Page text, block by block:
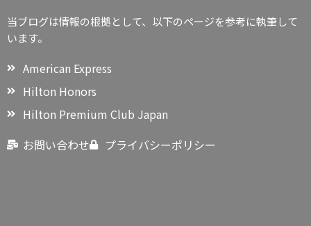
当ブログは情報の根拠として、以下のページを参考に執筆して
います。
American Express
Hilton Honors
Hilton Premium Club Japan
お問い合わせ
プライバシーポリシー